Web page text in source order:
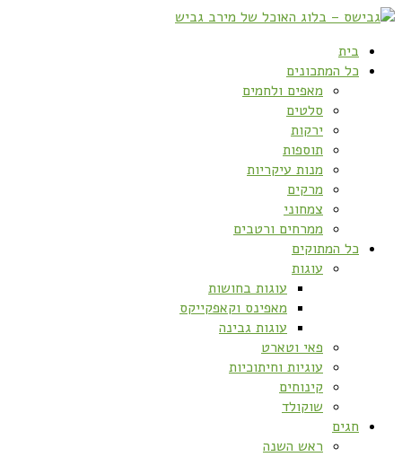
בית
כל המתכונים
מאפים ולחמים
סלטים
ירקות
תוספות
מנות עיקריות
מרקים
צמחוני
ממרחים ורטבים
כל המתוקים
עוגות
עוגות בחושות
מאפינס וקאפקייקס
עוגות גבינה
פאי וטארט
עוגיות וחיתוכיות
קינוחים
שוקולד
חגים
ראש השנה